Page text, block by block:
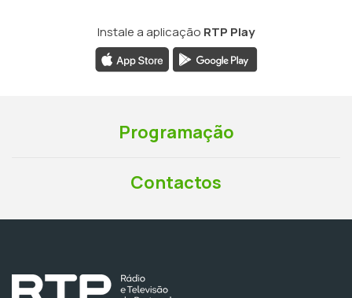
Instale a aplicação RTP Play
Programação
Contactos